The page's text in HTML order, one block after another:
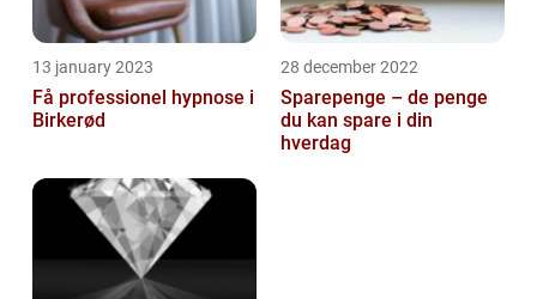
13 january 2023
Få professionel hypnose i
Birkerød
28 december 2022
Sparepenge – de penge
du kan spare i din
hverdag